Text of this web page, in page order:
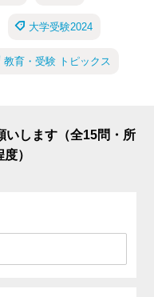
大学受験2024
教育・受験 トピックス
いします（全15問・所
）